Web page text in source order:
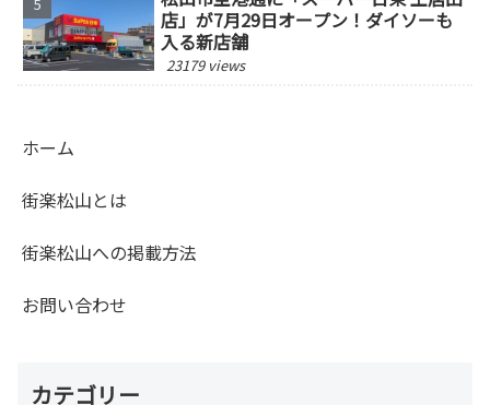
店」が7月29日オープン！ダイソーも
入る新店舗
23179 views
ホーム
街楽松山とは
街楽松山への掲載方法
お問い合わせ
カテゴリー